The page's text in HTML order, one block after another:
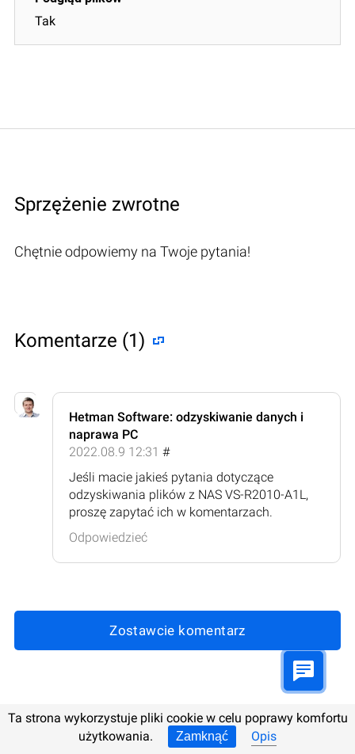
Tak
Sprzężenie zwrotne
Chętnie odpowiemy na Twoje pytania!
Komentarze (1)
Hetman Software: odzyskiwanie danych i
naprawa PC
2022.08.9 12:31 #
Jeśli macie jakieś pytania dotyczące
odzyskiwania plików z NAS VS-R2010-A1L,
proszę zapytać ich w komentarzach.
Odpowiedzieć
Zostawcie komentarz
Zaktualizowano: 2025.10.19 13:00
Ta strona wykorzystuje pliki cookie w celu poprawy komfortu
użytkowania.
Zamknąć Opis